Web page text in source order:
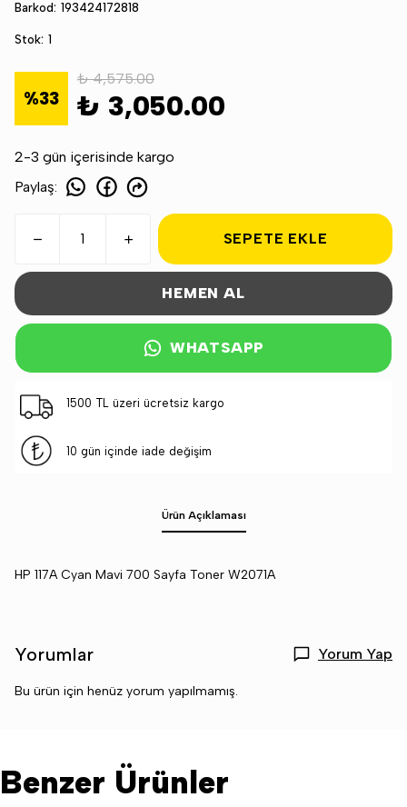
Barkod: 193424172818
Stok: 1
%33
₺ 4,575.00
₺ 3,050.00
2-3 gün içerisinde kargo
Paylaş:
SEPETE EKLE
HEMEN AL
WHATSAPP
1500 TL üzeri ücretsiz kargo
10 gün içinde iade değişim
Ürün Açıklaması
HP 117A Cyan Mavi 700 Sayfa Toner W2071A
Yorumlar Yorum Yap
Bu ürün için henüz yorum yapılmamış.
Benzer Ürünler